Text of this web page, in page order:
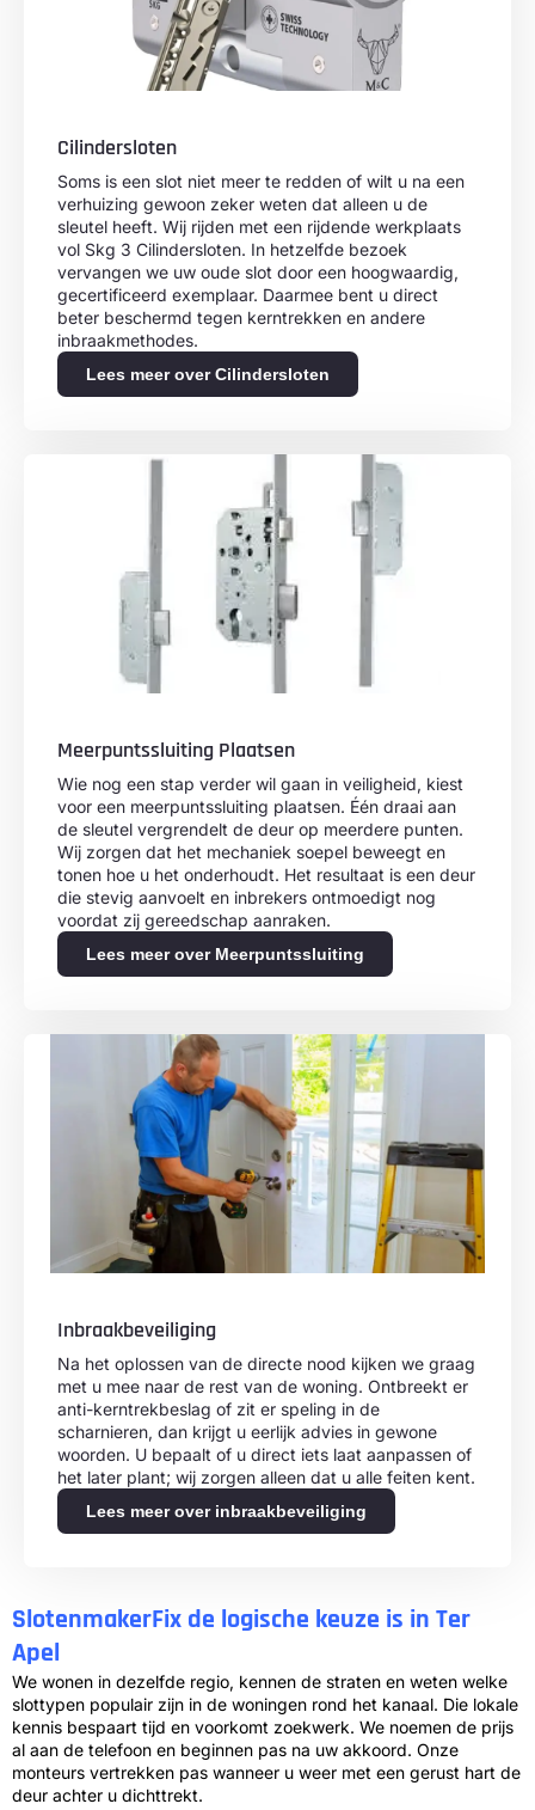
Cilindersloten
Soms is een slot niet meer te redden of wilt u na een
verhuizing gewoon zeker weten dat alleen u de
sleutel heeft. Wij rijden met een rijdende werkplaats
vol Skg 3 Cilindersloten. In hetzelfde bezoek
vervangen we uw oude slot door een hoogwaardig,
gecertificeerd exemplaar. Daarmee bent u direct
beter beschermd tegen kerntrekken en andere
inbraakmethodes.
Lees meer over Cilindersloten
Meerpuntssluiting Plaatsen
Wie nog een stap verder wil gaan in veiligheid, kiest
voor een meerpuntssluiting plaatsen. Één draai aan
de sleutel vergrendelt de deur op meerdere punten.
Wij zorgen dat het mechaniek soepel beweegt en
tonen hoe u het onderhoudt. Het resultaat is een deur
die stevig aanvoelt en inbrekers ontmoedigt nog
voordat zij gereedschap aanraken.
Lees meer over Meerpuntssluiting
Inbraakbeveiliging
Na het oplossen van de directe nood kijken we graag
met u mee naar de rest van de woning. Ontbreekt er
anti-kerntrekbeslag of zit er speling in de
scharnieren, dan krijgt u eerlijk advies in gewone
woorden. U bepaalt of u direct iets laat aanpassen of
het later plant; wij zorgen alleen dat u alle feiten kent.
Lees meer over inbraakbeveiliging
SlotenmakerFix de logische keuze is in Ter
Apel
We wonen in dezelfde regio, kennen de straten en weten welke
slottypen populair zijn in de woningen rond het kanaal. Die lokale
kennis bespaart tijd en voorkomt zoekwerk. We noemen de prijs
al aan de telefoon en beginnen pas na uw akkoord. Onze
monteurs vertrekken pas wanneer u weer met een gerust hart de
deur achter u dichttrekt.